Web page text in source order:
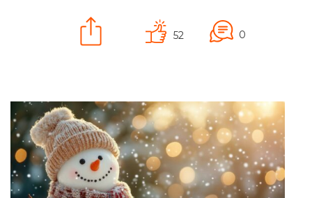
52 0